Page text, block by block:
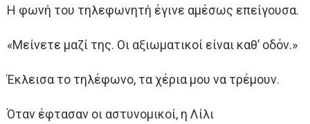
Η φωνή του τηλεφωνητή έγινε αμέσως επείγουσα.
«Μείνετε μαζί της. Οι αξιωματικοί είναι καθ’ οδόν.»
Έκλεισα το τηλέφωνο, τα χέρια μου να τρέμουν.
Όταν έφτασαν οι αστυνομικοί, η Λίλι